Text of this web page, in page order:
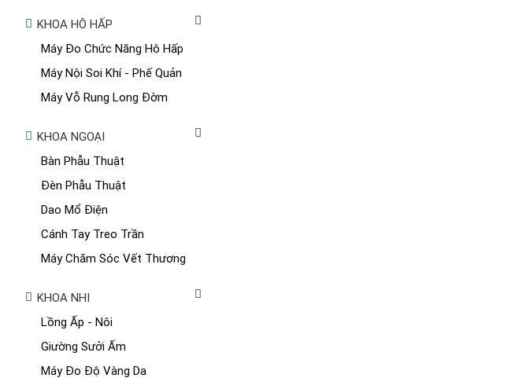
KHOA HÔ HẤP
Máy Đo Chức Năng Hô Hấp
Máy Nội Soi Khí - Phế Quản
Máy Vỗ Rung Long Đờm
KHOA NGOẠI
Bàn Phẫu Thuật
Đèn Phẫu Thuật
Dao Mổ Điện
Cánh Tay Treo Trần
Máy Chăm Sóc Vết Thương
KHOA NHI
Lồng Ấp - Nôi
Giường Sưởi Ấm
Máy Đo Độ Vàng Da